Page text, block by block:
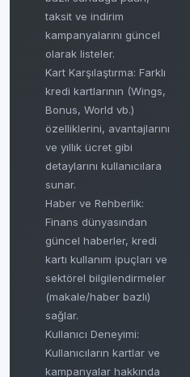
taksit ve indirim
kampanyalarını güncel
olarak listeler.
Kart Karşılaştırma: Farklı
kredi kartlarının (Wings,
Bonus, World vb.)
özelliklerini, avantajlarını
ve yıllık ücret gibi
detaylarını kullanıcılara
sunar.
Haber ve Rehberlik:
Finans dünyasından
güncel haberler, kredi
kartı kullanım ipuçları ve
sektörel bilgilendirmeler
(makale/haber bazlı)
sağlar.
Kullanıcı Deneyimi:
Kullanıcıların kartlar ve
kampanyalar hakkında